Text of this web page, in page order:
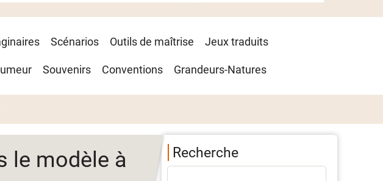
Scénarios Outils de maîtrise Jeux traduits
Souvenirs Conventions Grandeurs-Natures
le modèle à
Recherche